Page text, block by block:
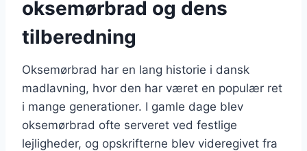
oksemørbrad og dens
tilberedning
Oksemørbrad har en lang historie i dansk
madlavning, hvor den har været en populær ret
i mange generationer. I gamle dage blev
oksemørbrad ofte serveret ved festlige
lejligheder, og opskrifterne blev videregivet fra